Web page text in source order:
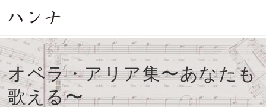
オペラ・アリア集〜あなたも
歌える〜